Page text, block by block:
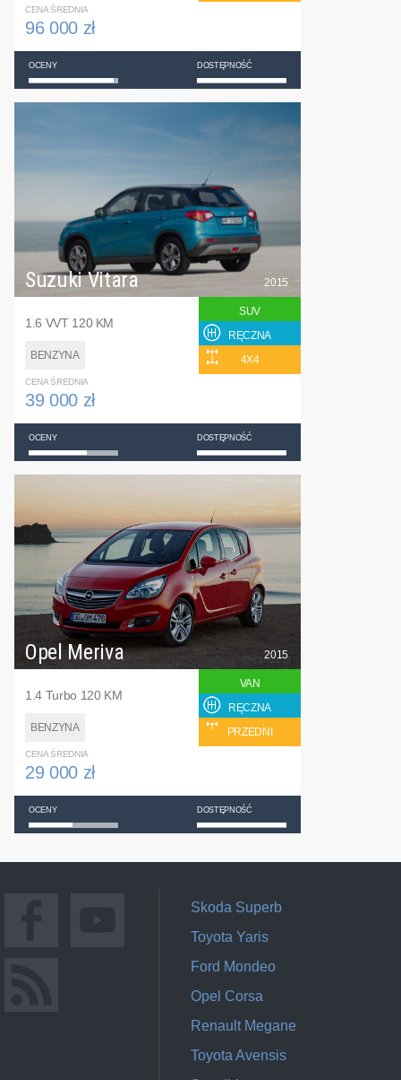
CENA ŚREDNIA
96 000 zł
OCENY DOSTĘPNOŚĆ
Suzuki Vitara
1.6 VVT 120 KM
BENZYNA
2015
SUV
RĘCZNA
4X4
CENA ŚREDNIA
39 000 zł
OCENY DOSTĘPNOŚĆ
Opel Meriva
1.4 Turbo 120 KM
BENZYNA
2015
VAN
RĘCZNA
PRZEDNI
CENA ŚREDNIA
29 000 zł
OCENY DOSTĘPNOŚĆ
Skoda Superb
Toyota Yaris
Ford Mondeo
Opel Corsa
Renault Megane
Toyota Avensis